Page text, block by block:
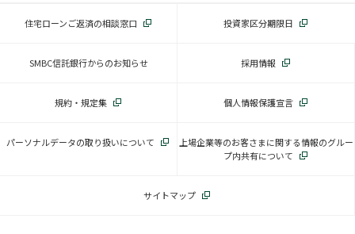
住宅ローンご返済の相談窓口 投資家区分期限日
SMBC信託銀行からのお知らせ 採用情報
規約・規定集 個人情報保護宣言
パーソナルデータの取り扱いについて
上場企業等のお客さまに関する情報のグルー
プ内共有について
サイトマップ